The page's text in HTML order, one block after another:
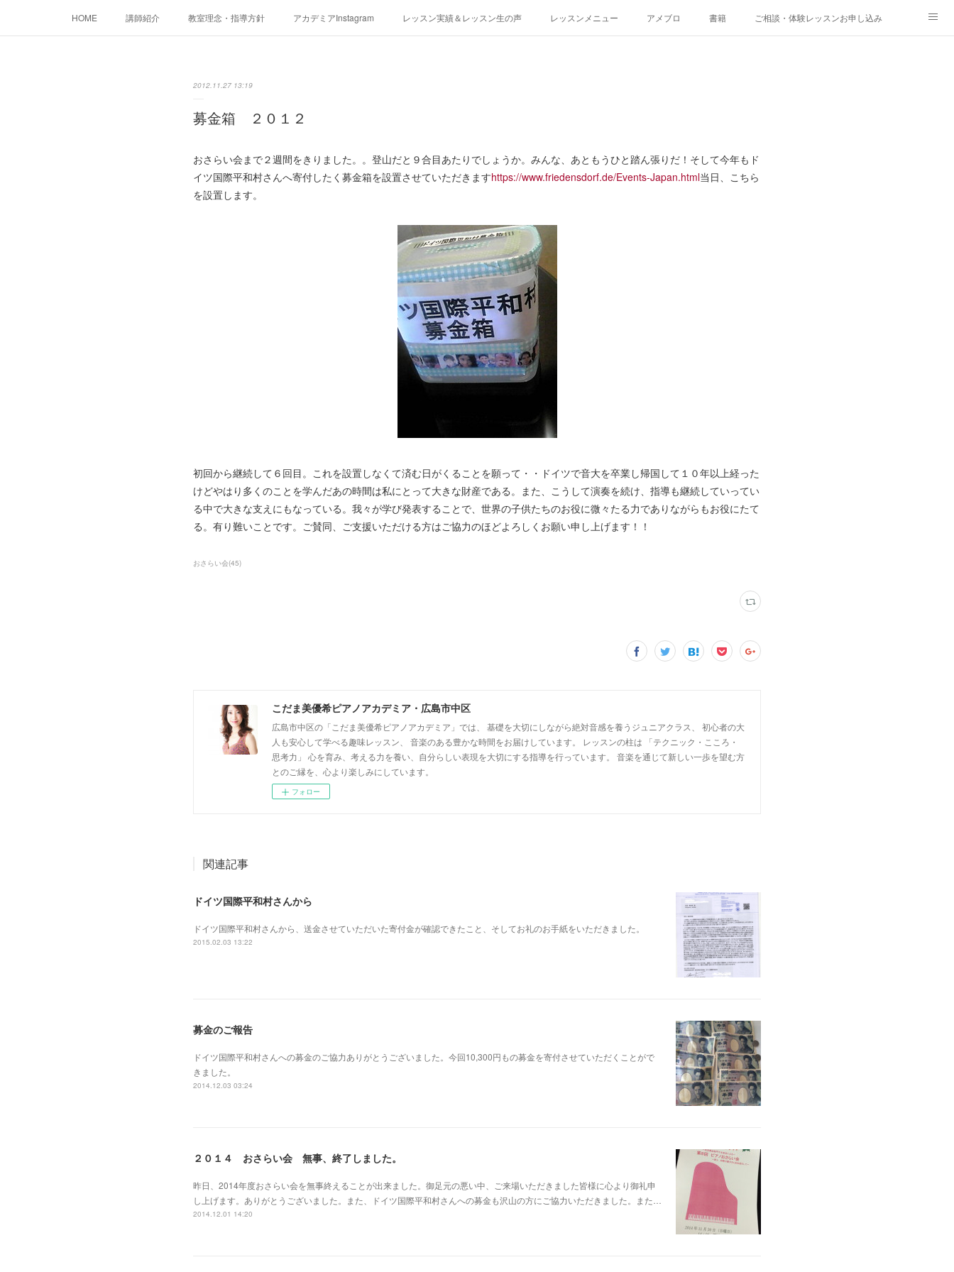
HOME 講師紹介 教室理念・指導方針 アカデミアInstagram レッスン実績＆レッスン生の声 レッスンメニュー アメブロ 書籍 ご相談・体験レッスンお申し込み
2012.11.27 13:19
募金箱 ２０１２
おさらい会まで２週間をきりました。。登山だと９合目あたりでしょうか。みんな、あともうひと踏ん張りだ！そして今年もド
イツ国際平和村さんへ寄付したく募金箱を設置させていただきますhttps://www.friedensdorf.de/Events-Japan.html当日、こちら
を設置します。
初回から継続して６回目。これを設置しなくて済む日がくることを願って・・ドイツで音大を卒業し帰国して１０年以上経った
けどやはり多くのことを学んだあの時間は私にとって大きな財産である。また、こうして演奏を続け、指導も継続していってい
る中で大きな支えにもなっている。我々が学び発表することで、世界の子供たちのお役に微々たる力でありながらもお役にたて
る。有り難いことです。ご賛同、ご支援いただける方はご協力のほどよろしくお願い申し上げます！！
おさらい会(45)
こだま美優希ピアノアカデミア・広島市中区
広島市中区の「こだま美優希ピアノアカデミア」では、 基礎を大切にしながら絶対音感を養うジュニアクラス、 初心者の大
人も安心して学べる趣味レッスン、 音楽のある豊かな時間をお届けしています。 レッスンの柱は 「テクニック・こころ・
思考力」 心を育み、考える力を養い、自分らしい表現を大切にする指導を行っています。 音楽を通じて新しい一歩を望む方
とのご縁を、心より楽しみにしています。
フォロー
関連記事
ドイツ国際平和村さんから
ドイツ国際平和村さんから、送金させていただいた寄付金が確認できたこと、そしてお礼のお手紙をいただきました。
2015.02.03 13:22
募金のご報告
ドイツ国際平和村さんへの募金のご協力ありがとうございました。今回10,300円もの募金を寄付させていただくことがで
きました。
2014.12.03 03:24
２０１４ おさらい会 無事、終了しました。
昨日、2014年度おさらい会を無事終えることが出来ました。御足元の悪い中、ご来場いただきました皆様に心より御礼申
し上げます。ありがとうございました。また、ドイツ国際平和村さんへの募金も沢山の方にご協力いただきました。また…
2014.12.01 14:20